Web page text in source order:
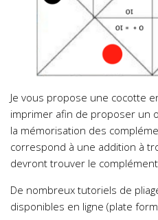
Je vous propose une cocotte
imprimer afin de proposer un
la mémorisation des
correspond à une addition à
devront trouver le
De nombreux tutoriels de
disponibles en ligne (plate